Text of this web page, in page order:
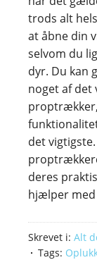
trods alt
at åbne din
selvom du
dyr. Du kan
noget af det
det
deres
hjælper
Skrevet i: Alt
Tags: